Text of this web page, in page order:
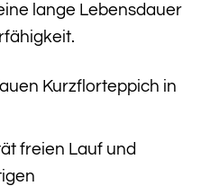
lange Lebensdauer
Kurzflorteppich in
freien Lauf und